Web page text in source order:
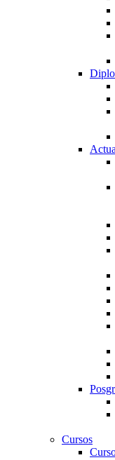
Cursos